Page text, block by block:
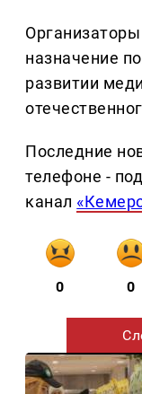
назначение
развитии
Последние
телефоне -
канал
0 0